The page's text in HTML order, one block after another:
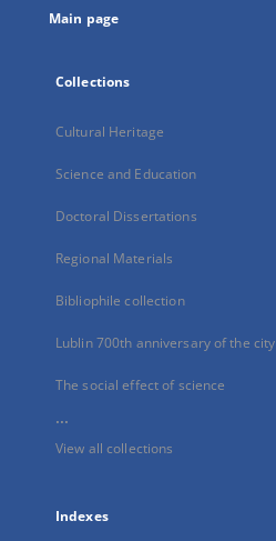
Main page
Collections
Cultural Heritage
Science and Education
Doctoral Dissertations
Regional Materials
Bibliophile collection
Lublin 700th anniversary of the city
The social effect of science
...
View all collections
Indexes